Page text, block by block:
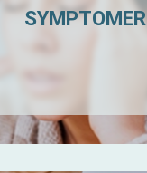
SYMPTOMER